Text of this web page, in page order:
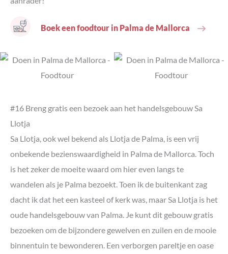
Boek een foodtour in Palma de Mallorca
#16 Breng gratis een bezoek aan het handelsgebouw Sa
Llotja
Sa Llotja, ook wel bekend als Llotja de Palma, is een vrij
onbekende bezienswaardigheid in Palma de Mallorca. Toch
is het zeker de moeite waard om hier even langs te
wandelen als je Palma bezoekt. Toen ik de buitenkant zag
dacht ik dat het een kasteel of kerk was, maar Sa Llotja is het
oude handelsgebouw van Palma. Je kunt dit gebouw gratis
bezoeken om de bijzondere gewelven en zuilen en de mooie
binnentuin te bewonderen. Een verborgen pareltje en oase